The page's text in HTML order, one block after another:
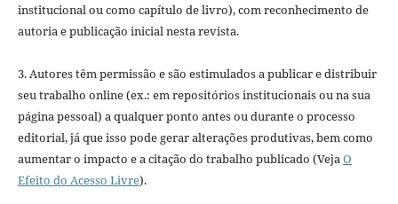
institucional ou como capítulo de livro), com reconhecimento de
autoria e publicação inicial nesta revista.
3. Autores têm permissão e são estimulados a publicar e distribuir
seu trabalho online (ex.: em repositórios institucionais ou na sua
página pessoal) a qualquer ponto antes ou durante o processo
editorial, já que isso pode gerar alterações produtivas, bem como
aumentar o impacto e a citação do trabalho publicado (VejaO
Efeito do Acesso Livre).